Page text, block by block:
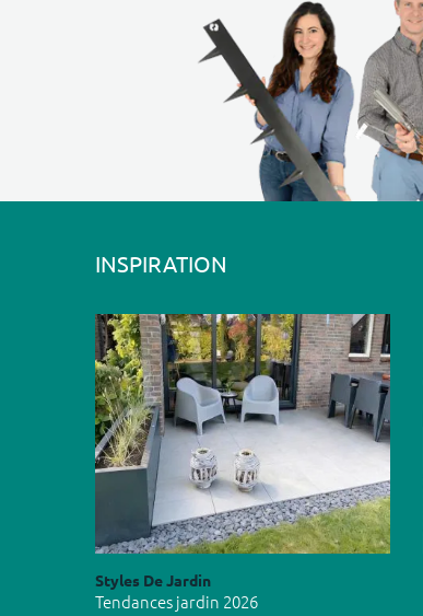
INSPIRATION
Styles De Jardin
Tendances jardin 2026